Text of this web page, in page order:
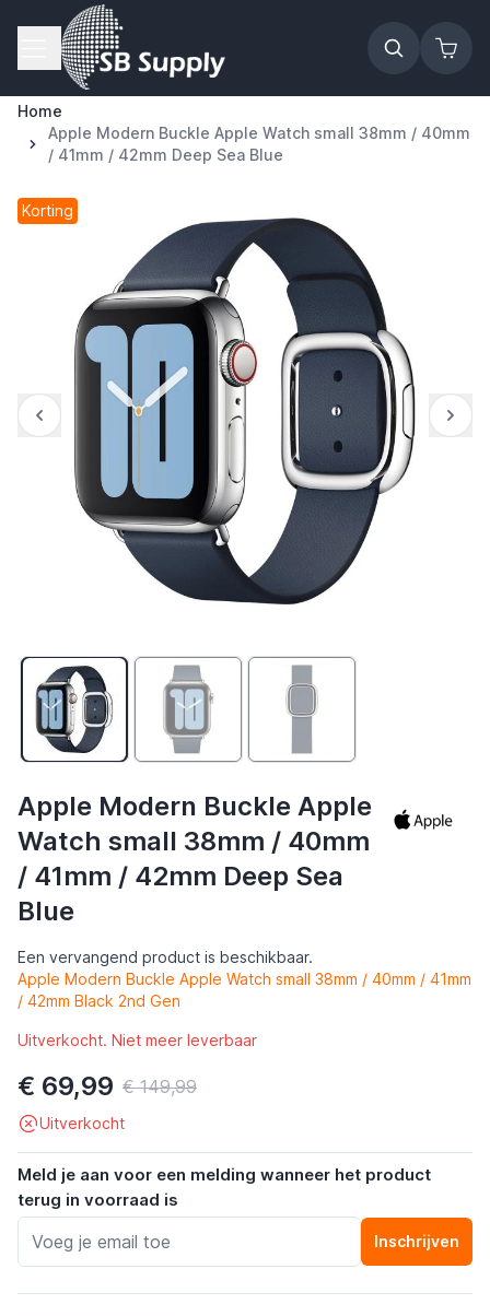
Ga naar de inhoud
Home
Apple Modern Buckle Apple Watch small 38mm / 40mm
/ 41mm / 42mm Deep Sea Blue
Korting
Apple Modern Buckle Apple
Watch small 38mm / 40mm
/ 41mm / 42mm Deep Sea
Blue
Een vervangend product is beschikbaar.
Apple Modern Buckle Apple Watch small 38mm / 40mm / 41mm
/ 42mm Black 2nd Gen
Uitverkocht. Niet meer leverbaar
€ 69,99 € 149,99
Uitverkocht
Meld je aan voor een melding wanneer het product
terug in voorraad is
Inschrijven